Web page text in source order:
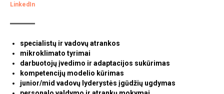
LinkedIn
specialistų ir vadovų atrankos
mikroklimato tyrimai
darbuotojų įvedimo ir adaptacijos sukūrimas
kompetencijų modelio kūrimas
junior/mid vadovų lyderystės įgūdžių ugdymas